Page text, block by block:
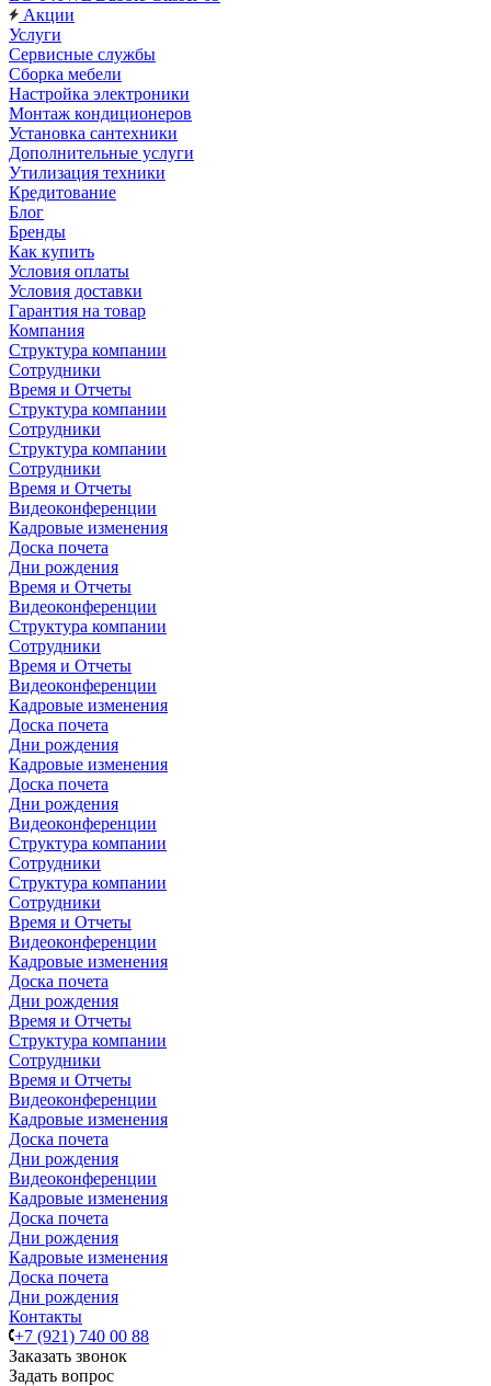
Акции
Услуги
Сервисные службы
Сборка мебели
Настройка электроники
Монтаж кондиционеров
Установка сантехники
Дополнительные услуги
Утилизация техники
Кредитование
Блог
Бренды
Как купить
Условия оплаты
Условия доставки
Гарантия на товар
Компания
Структура компании
Сотрудники
Время и Отчеты
Структура компании
Сотрудники
Структура компании
Сотрудники
Время и Отчеты
Видеоконференции
Кадровые изменения
Доска почета
Дни рождения
Время и Отчеты
Видеоконференции
Структура компании
Сотрудники
Время и Отчеты
Видеоконференции
Кадровые изменения
Доска почета
Дни рождения
Кадровые изменения
Доска почета
Дни рождения
Видеоконференции
Структура компании
Сотрудники
Структура компании
Сотрудники
Время и Отчеты
Видеоконференции
Кадровые изменения
Доска почета
Дни рождения
Время и Отчеты
Структура компании
Сотрудники
Время и Отчеты
Видеоконференции
Кадровые изменения
Доска почета
Дни рождения
Видеоконференции
Кадровые изменения
Доска почета
Дни рождения
Кадровые изменения
Доска почета
Дни рождения
Контакты
+7 (921) 740 00 88
Заказать звонок
Задать вопрос